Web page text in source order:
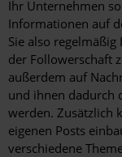
Ihr Unternehmen
Informationen auf
Sie also
der Followerschaft
außerdem auf
und ihnen dadurch
werden. Zusätzlich
eigenen Posts
verschiedene